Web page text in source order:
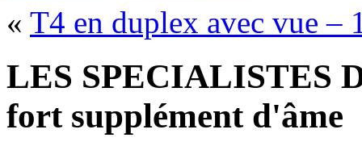
« T4 en duplex avec vue –
LES SPECIALISTES
fort supplément d'âme